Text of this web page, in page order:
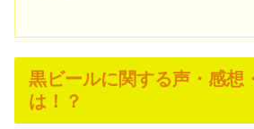
黒ビールに関する声・感想
は！？